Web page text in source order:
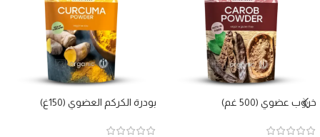
خروب عضوي (500 غم) بودرة الكركم العضوي (150غ)